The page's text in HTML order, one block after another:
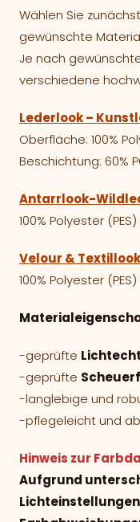
Wählen Sie
gewünschte
Je nach
verschiedene
Lederlook –
Oberfläche: 100%
Beschichtung: 60%
Antarrlook-
100% Polyester (PES)
Velour & Textillook
100% Polyester (PES)
-geprüfte
-geprüfte
-langlebige und
-pflegeleicht und
Hinweis zur
Aufgrund